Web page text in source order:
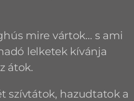
mire vártok… s ami
lelketek kívánja
átok.
szívtátok, hazudtatok a